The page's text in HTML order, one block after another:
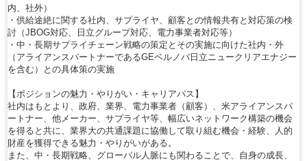
内、社外）
・供給途絶に関する社内、サプライヤ、顧客との情報共有と対応策の検
討（JBOG対応、日立グループ対応、電力事業者対応等）
・中・長期サプライチェーン戦略の策定とその実施に向けた社内・外
（アライアンスパートナーであるGEベルノバ日立ニュークリアエナジー
を含む）との具体策の実施
【ポジションの魅力・やりがい・キャリアパス】
社内はもとより、政府、業界、電力事業者（顧客）、米アライアンスパ
ートナー、他メーカー、サプライヤ等、幅広いネットワーク構築の機会
を得ると共に、業界大の共通課題に協働して取り組む機会・経験、人的
財産を獲得できる魅力・やりがいがある。
また、中・長期戦略、グローバル人脈にも関わることで、自身の成長、